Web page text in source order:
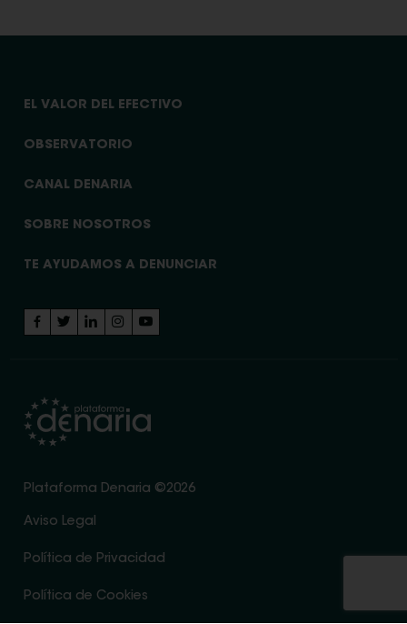
EL VALOR DEL EFECTIVO
OBSERVATORIO
CANAL DENARIA
SOBRE NOSOTROS
TE AYUDAMOS A DENUNCIAR
Plataforma Denaria ©2026
Aviso Legal
Política de Privacidad
Política de Cookies